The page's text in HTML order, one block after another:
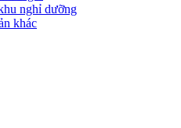
nghỉ dưỡng
khác